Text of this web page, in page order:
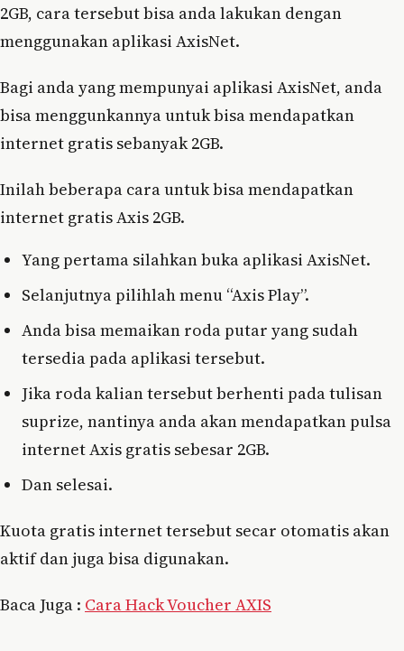
2GB, cara tersebut bisa anda lakukan dengan
menggunakan aplikasi AxisNet.
Bagi anda yang mempunyai aplikasi AxisNet, anda
bisa menggunkannya untuk bisa mendapatkan
internet gratis sebanyak 2GB.
Inilah beberapa cara untuk bisa mendapatkan
internet gratis Axis 2GB.
Yang pertama silahkan buka aplikasi AxisNet.
Selanjutnya pilihlah menu “Axis Play”.
Anda bisa memaikan roda putar yang sudah
tersedia pada aplikasi tersebut.
Jika roda kalian tersebut berhenti pada tulisan
suprize, nantinya anda akan mendapatkan pulsa
internet Axis gratis sebesar 2GB.
Dan selesai.
Kuota gratis internet tersebut secar otomatis akan
aktif dan juga bisa digunakan.
Baca Juga : Cara Hack Voucher AXIS